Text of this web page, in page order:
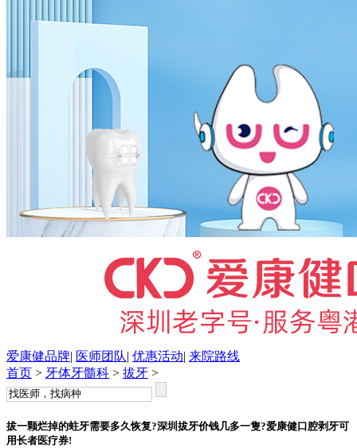
爱康健品牌| 医师团队| 优惠活动| 来院路线
首页 > 牙体牙髓科 > 拔牙 >
拔一颗烂掉的蛀牙需要多久恢复?深圳拔牙价钱几多一隻?爱康健口腔剥牙可
用长者医疗券!